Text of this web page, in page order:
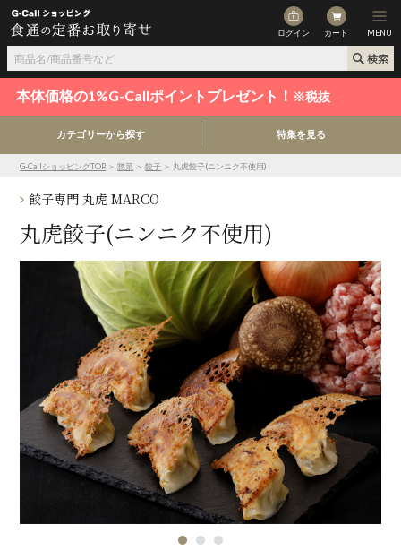
ログイン カート MENU
本体価格の1%G-Callポイントプレゼント！ ※税抜
カテゴリーから探す 特集を見る
G-CallショッピングTOP ＞惣菜 ＞餃子 ＞ 丸虎餃子(ニンニク不使用)
餃子専門 丸虎 MARCO
丸虎餃子(ニンニク不使用)